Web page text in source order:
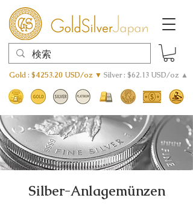
Gold : $4253.20 USD/oz ▼ Silver : $62.13 USD/oz ▲
Silber-Anlagemünzen